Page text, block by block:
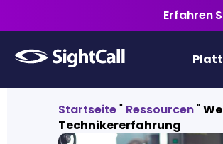
Erfahren
Startseite" Ressourcen"
Technikererfahrung